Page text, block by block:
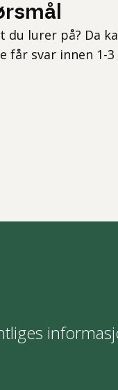
du lurer på? Da
får svar innen 1-3